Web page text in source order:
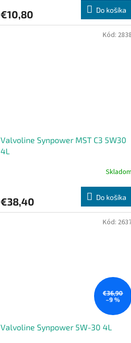
€10,80 Do košíka
Valvoline Synpower MST C3 5W30
4L
Skladom
€38,40 Do košíka
Kód: 2838
€36,90
–9 %
Valvoline Synpower 5W-30 4L
Kód: